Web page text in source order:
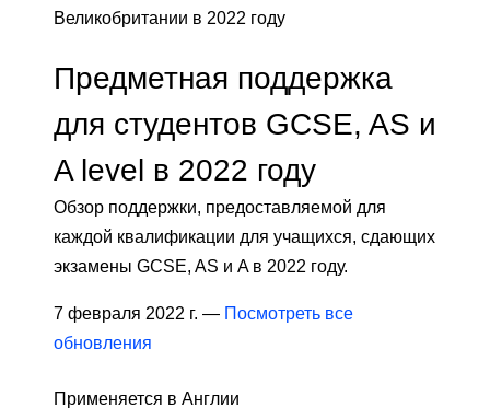
Великобритании в 2022 году
Предметная поддержка
для студентов GCSE, AS и
A level в 2022 году
Обзор поддержки, предоставляемой для
каждой квалификации для учащихся, сдающих
экзамены GCSE, AS и A в 2022 году.
7 февраля 2022 г. — Посмотреть все
обновления
Применяется в Англии